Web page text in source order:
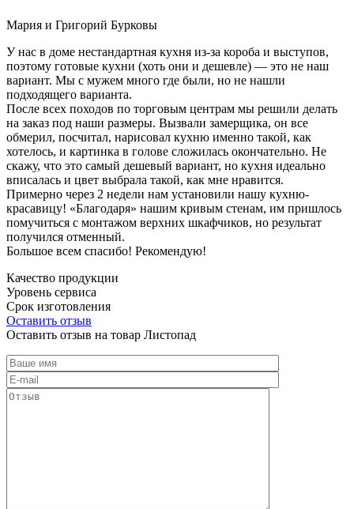
Мария и Григорий Бурковы
У нас в доме нестандартная кухня из-за короба и выступов,
поэтому готовые кухни (хоть они и дешевле) — это не наш
вариант. Мы с мужем много где были, но не нашли
подходящего варианта.
После всех походов по торговым центрам мы решили делать
на заказ под наши размеры. Вызвали замерщика, он все
обмерил, посчитал, нарисовал кухню именно такой, как
хотелось, и картинка в голове сложилась окончательно. Не
скажу, что это самый дешевый вариант, но кухня идеально
вписалась и цвет выбрала такой, как мне нравится.
Примерно через 2 недели нам установили нашу кухню-
красавицу! «Благодаря» нашим кривым стенам, им пришлось
помучиться с монтажом верхних шкафчиков, но результат
получился отменный.
Большое всем спасибо! Рекомендую!
Качество продукции
Уровень сервиса
Срок изготовления
Оставить отзыв
Оставить отзыв на товар Листопад